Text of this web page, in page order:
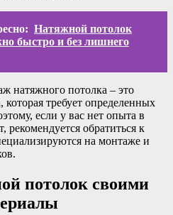
Натяжной потолок
быстро и без лишнего
натяжного потолка – это
которая требует определенных
если у вас нет опыта в
обратиться к
на монтаже и
потолок своими